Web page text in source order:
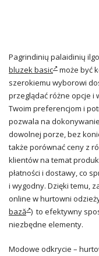
Pagrindinių palaidinių
bluzek basic
może być
szerokiemu wyborowi
przeglądać różne opcje
Twoim preferencjom i
pozwala na
dowolnej porze, bez
także porównać ceny z
klientów na temat
płatności i dostawy, co
i wygodny. Dzięki temu,
online w hurtowni
bază ) to efektywny
niezbędne elementy.
Modowe odkrycie –